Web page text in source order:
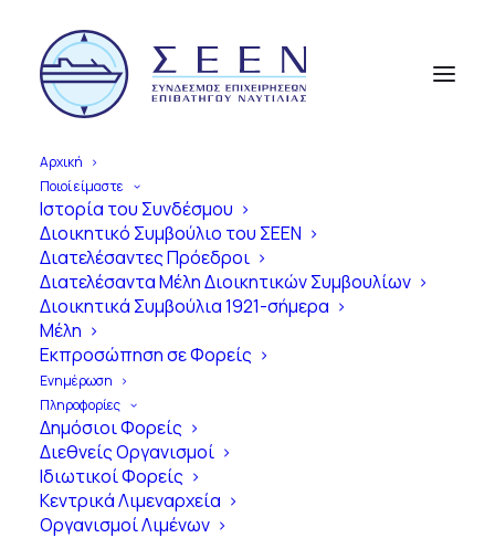
Αρχική
Ποιοί είμαστε
Ιστορία του Συνδέσμου
Διοικητικό Συμβούλιο του ΣΕΕΝ
Διατελέσαντες Πρόεδροι
Διατελέσαντα Μέλη Διοικητικών Συμβουλίων
Διοικητικά Συμβούλια 1921-σήμερα
Μέλη
Εκπροσώπηση σε Φορείς
Ενημέρωση
Πληροφορίες
Δημόσιοι Φορείς
Διεθνείς Οργανισμοί
Ιδιωτικοί Φορείς
Κεντρικά Λιμεναρχεία
Οργανισμοί Λιμένων
ΑπότηνΊδρυ
ΣύγχρονηΕποχή
100Χρόνια
Επιβα
στηνΕλλά δ